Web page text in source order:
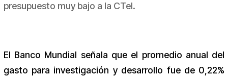
presupuesto muy bajo a la CTeI.
El Banco Mundial señala que el promedio anual del
gasto para investigación y desarrollo fue de 0,22%